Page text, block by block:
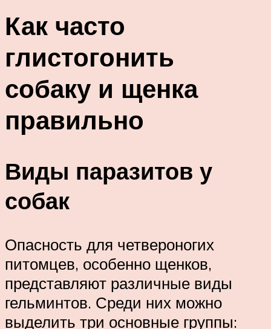
Как часто
глистогонить
собаку и щенка
правильно
Виды паразитов у
собак
Опасность для четвероногих
питомцев, особенно щенков,
представляют различные виды
гельминтов. Среди них можно
выделить три основные группы: